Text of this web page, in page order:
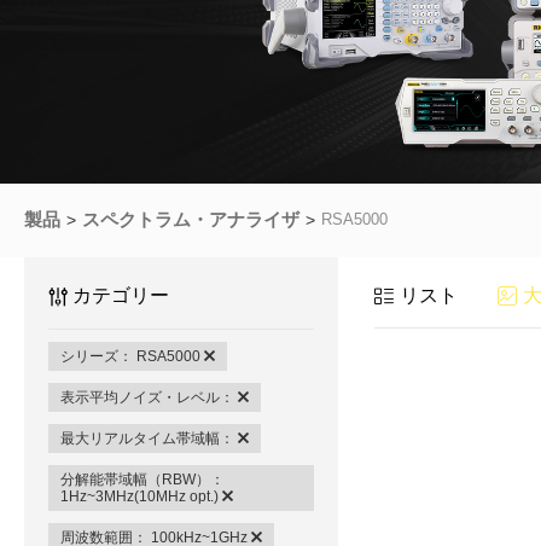
製品 スペクトラム・アナライザ RSA5000
カテゴリー
シリーズ： RSA5000
表示平均ノイズ・レベル：
最大リアルタイム帯域幅：
分解能帯域幅（RBW）：
1Hz~3MHz(10MHz opt.)
周波数範囲： 100kHz~1GHz
リスト